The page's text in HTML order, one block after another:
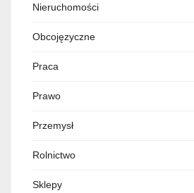
Nieruchomości
Obcojęzyczne
Praca
Prawo
Przemysł
Rolnictwo
Sklepy